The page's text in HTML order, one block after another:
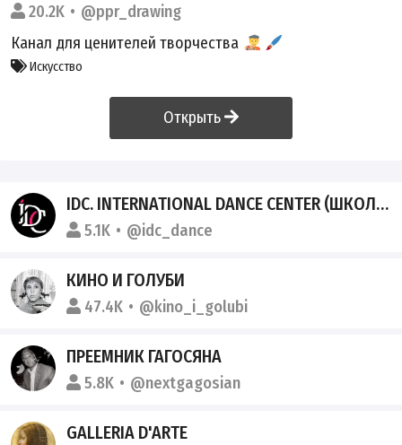
20.2K
@ppr_drawing
Канал для ценителей творчества
Искусство
Открыть
IDC. INTERNATIONAL DANCE CENTER (ШКОЛА ТАНЦЕВ СПБ)
5.1K @idc_dance
КИНО И ГОЛУБИ
47.4K @kino_i_golubi
ПРЕЕМНИК ГАГОСЯНА
5.8K @nextgagosian
GALLERIA D'ARTE